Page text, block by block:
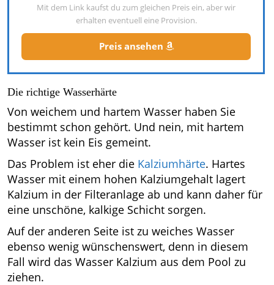
Mit dem Link kaufst du zum gleichen Preis ein, aber wir
erhalten eventuell eine Provision.
Preis ansehen
Die richtige Wasserhärte
Von weichem und hartem Wasser haben Sie
bestimmt schon gehört. Und nein, mit hartem
Wasser ist kein Eis gemeint.
Das Problem ist eher die Kalziumhärte. Hartes
Wasser mit einem hohen Kalziumgehalt lagert
Kalzium in der Filteranlage ab und kann daher für
eine unschöne, kalkige Schicht sorgen.
Auf der anderen Seite ist zu weiches Wasser
ebenso wenig wünschenswert, denn in diesem
Fall wird das Wasser Kalzium aus dem Pool zu
ziehen.